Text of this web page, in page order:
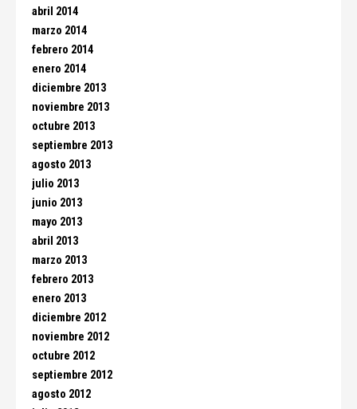
abril 2014
marzo 2014
febrero 2014
enero 2014
diciembre 2013
noviembre 2013
octubre 2013
septiembre 2013
agosto 2013
julio 2013
junio 2013
mayo 2013
abril 2013
marzo 2013
febrero 2013
enero 2013
diciembre 2012
noviembre 2012
octubre 2012
septiembre 2012
agosto 2012